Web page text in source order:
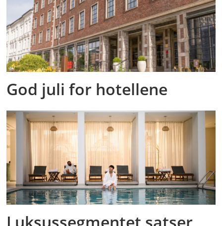
God juli for hotellene
Luksussegmentet satser